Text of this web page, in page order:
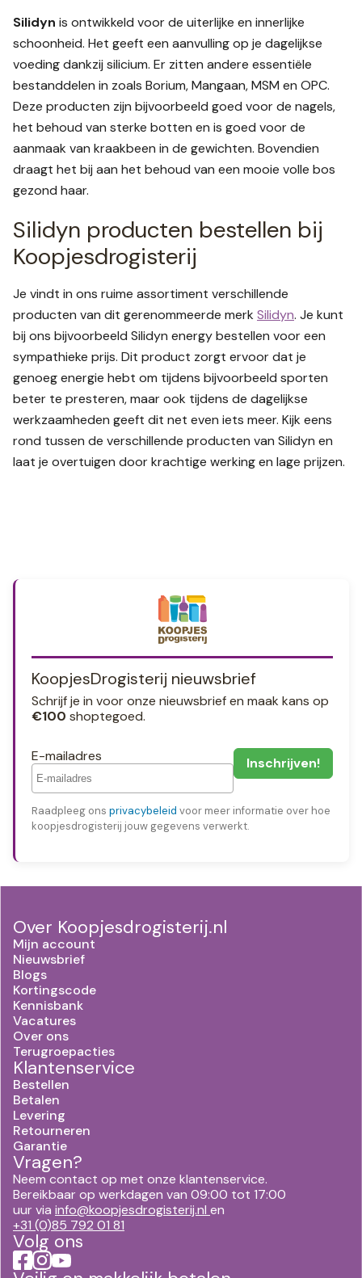
Silidyn is ontwikkeld voor de uiterlijke en innerlijke
schoonheid. Het geeft een aanvulling op je dagelijkse
voeding dankzij silicium. Er zitten andere essentiële
bestanddelen in zoals Borium, Mangaan, MSM en OPC.
Deze producten zijn bijvoorbeeld goed voor de nagels,
het behoud van sterke botten en is goed voor de
aanmaak van kraakbeen in de gewichten. Bovendien
draagt het bij aan het behoud van een mooie volle bos
gezond haar.
Silidyn producten bestellen bij
Koopjesdrogisterij
Je vindt in ons ruime assortiment verschillende
producten van dit gerenommeerde merk Silidyn. Je kunt
bij ons bijvoorbeeld Silidyn energy bestellen voor een
sympathieke prijs. Dit product zorgt ervoor dat je
genoeg energie hebt om tijdens bijvoorbeeld sporten
beter te presteren, maar ook tijdens de dagelijkse
werkzaamheden geeft dit net even iets meer. Kijk eens
rond tussen de verschillende producten van Silidyn en
laat je overtuigen door krachtige werking en lage prijzen.
KoopjesDrogisterij nieuwsbrief
Schrijf je in voor onze nieuwsbrief en maak kans op
€100 shoptegoed.
E-mailadres
Raadpleeg ons privacybeleid voor meer informatie over hoe
koopjesdrogisterij jouw gegevens verwerkt.
Over Koopjesdrogisterij.nl
Mijn account
Nieuwsbrief
Blogs
Kortingscode
Kennisbank
Vacatures
Over ons
Terugroepacties
Klantenservice
Bestellen
Betalen
Levering
Retourneren
Garantie
Vragen?
Neem contact op met onze klantenservice.
Bereikbaar op werkdagen van 09:00 tot 17:00
uur via info@koopjesdrogisterij.nl en
+31 (0)85 792 01 81
Volg ons